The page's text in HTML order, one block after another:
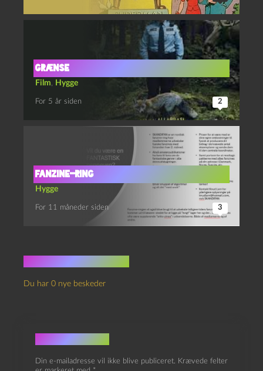
GRÆNSE
Film, Hygge
For 5 år siden 2
Fanzine-ring
Hygge
For 11 måneder siden 3
Du har 0 nye beskeder
Skriv et svar
Din e-mailadresse vil ikke blive publiceret. Krævede felter